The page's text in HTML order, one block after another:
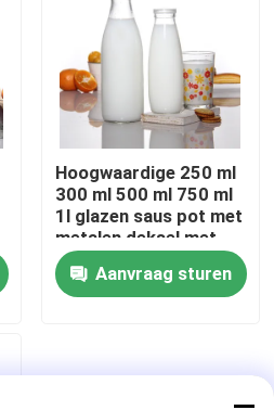
Hoogwaardige 250 ml
300 ml 500 ml 750 ml
1l glazen saus pot met
metalen deksel met
plastic deksel
Aanvraag sturen